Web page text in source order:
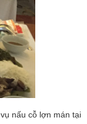
nấu cỗ lợn mán tại